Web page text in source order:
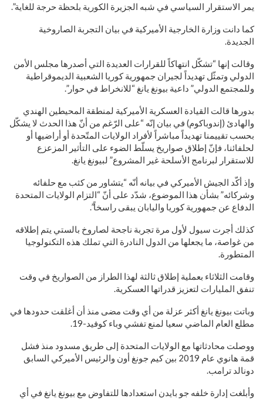
يمر الاستقرار السياسي في شبه الجزيرة الكورية بلحظة حرجة للغاية”.
كما دانت وزارة الخارجية الأميركية في بيان التجربة الصاروخية
الجديدة.
وقالت إنها “تشكّل انتهاكاً للقرارات العديدة التي أصدرها مجلس الأمن
الدولي وتمثّل تهديداً لجيران جمهورية كوريا الشعبية الديموقراطية
وللمجتمع الدولي” داعية بيونغ يانغ “للانخراط في حوار”.
بدورها قالت القيادة العسكرية الأميركية لمنطقة المحيطين الهندي
والهادئ (إندوباكوم) في بيان إنّه “على الرّغم من أنّ هذا الحدث لا يشكّل
بحسب تقييمنا تهديداً مباشراً لأفراد الولايات المتّحدة أو أراضيها أو
لحلفائنا، فإنّ إطلاق صواريخ يسلّط الضوء على التأثير المزعزع
للاستقرار لبرنامج الأسلحة غير المشروع” لبيونغ يانغ.
وإذ أكّد الجيش الأميركي في بيانه أنّه “يتشاور من كثب مع حلفائه
وشركائه” بشأن هذا الموضوع، شدّد على أنّ “التزام الولايات المتحدة
الدفاع عن جمهورية كوريا واليابان يبقى راسخاً”.
كذلك أجرت سيول لأول مرة تجربة ناجحة لصاروخ بالستي يتم إطلاقه
من غواصة، ما يجعلها من الدول النادرة التي تملك هذه التكنولوجيا
المتطورة.
وقامت الثلاثاء بعملية إطلاق ثالثة لهذا الطراز من الصواريخ في وقت
تنفق المليارات لتعزيز قدراتها العسكرية.
وباتت بيونغ يانغ أكثر عزلة من أي وقت مضى منذ أن أغلقت حدودها في
مطلع العام الماضي سعيا لمنع تفشي وباء كوفيد-19.
ووصلت محادثاتها مع الولايات المتحدة إلى طريق مسدود منذ فشل
قمة هانوي عام 2019 بين كيم جونغ أون والرئيس الأميركي السابق
دونالد ترامب.
وأبلغت إدارة خلفه جو بايدن استعدادها للتفاوض مع بيونغ يانغ في أي